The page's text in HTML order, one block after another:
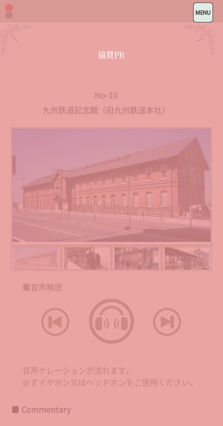
協賛PR
No-10
九州鉄道記念館（旧九州鉄道本社）
■音声解説
音声ナレーションが流れます。
必ずイヤホン又はヘッドホンをご使用ください。
■ Commentary